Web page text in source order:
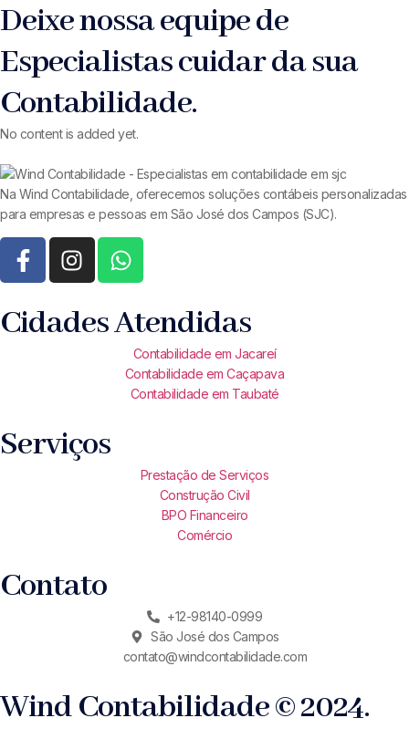
Deixe nossa equipe de
Especialistas cuidar da sua
Contabilidade.
No content is added yet.
Na Wind Contabilidade, oferecemos soluções contábeis personalizadas
para empresas e pessoas em São José dos Campos (SJC).
Cidades Atendidas
Contabilidade em Jacareí
Contabilidade em Caçapava
Contabilidade em Taubaté
Serviços
Prestação de Serviços
Construção Civil
BPO Financeiro
Comércio
Contato
+12-98140-0999
São José dos Campos
contato@windcontabilidade.com
Wind Contabilidade © 2024.